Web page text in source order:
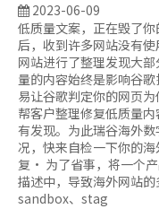
2023-06-09
低质量文案，正在毁了
后，收到许多网站没有
网站进行了整理发现大
量的内容始终是影响谷
易让谷歌判定你的网页
帮客户整理修复低质量
有发现。为此瑞谷海外
况，快来自检一下你的
复• 为了省事，将一个
描述中，导致海外网站
sandbox、stag